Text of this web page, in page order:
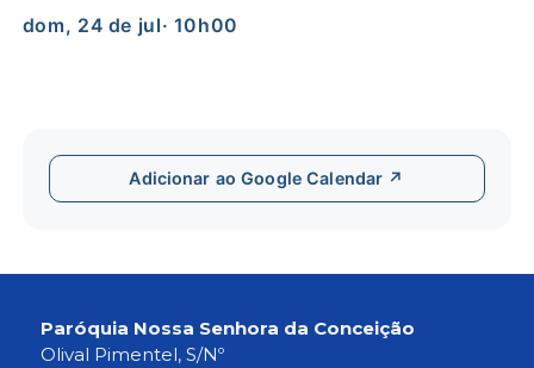
dom, 24 de jul· 10h00
Adicionar ao Google Calendar ↗
Paróquia Nossa Senhora da Conceição
Olival Pimentel, S/Nº